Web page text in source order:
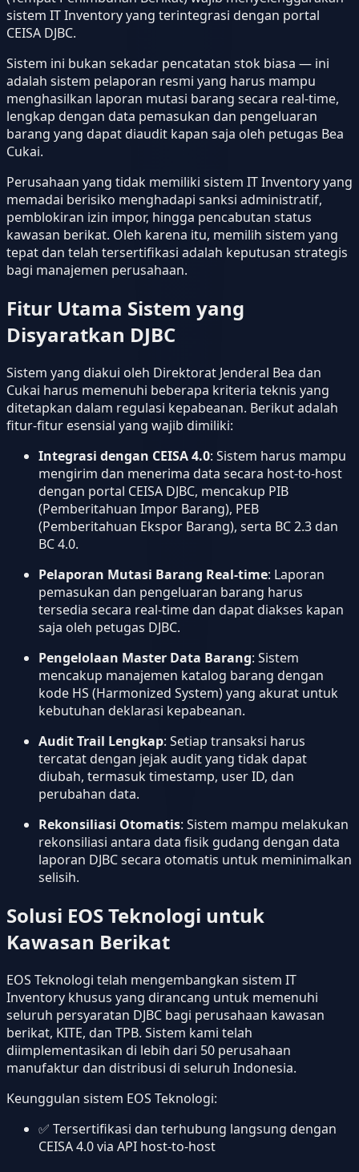
sistem IT Inventory yang terintegrasi dengan portal
CEISA DJBC.
Sistem ini bukan sekadar pencatatan stok biasa — ini
adalah sistem pelaporan resmi yang harus mampu
menghasilkan laporan mutasi barang secara real-time,
lengkap dengan data pemasukan dan pengeluaran
barang yang dapat diaudit kapan saja oleh petugas Bea
Cukai.
Perusahaan yang tidak memiliki sistem IT Inventory yang
memadai berisiko menghadapi sanksi administratif,
pemblokiran izin impor, hingga pencabutan status
kawasan berikat. Oleh karena itu, memilih sistem yang
tepat dan telah tersertifikasi adalah keputusan strategis
bagi manajemen perusahaan.
Fitur Utama Sistem yang
Disyaratkan DJBC
Sistem yang diakui oleh Direktorat Jenderal Bea dan
Cukai harus memenuhi beberapa kriteria teknis yang
ditetapkan dalam regulasi kepabeanan. Berikut adalah
fitur-fitur esensial yang wajib dimiliki:
Integrasi dengan CEISA 4.0: Sistem harus mampu
mengirim dan menerima data secara host-to-host
dengan portal CEISA DJBC, mencakup PIB
(Pemberitahuan Impor Barang), PEB
(Pemberitahuan Ekspor Barang), serta BC 2.3 dan
BC 4.0.
Pelaporan Mutasi Barang Real-time: Laporan
pemasukan dan pengeluaran barang harus
tersedia secara real-time dan dapat diakses kapan
saja oleh petugas DJBC.
Pengelolaan Master Data Barang: Sistem
mencakup manajemen katalog barang dengan
kode HS (Harmonized System) yang akurat untuk
kebutuhan deklarasi kepabeanan.
Audit Trail Lengkap: Setiap transaksi harus
tercatat dengan jejak audit yang tidak dapat
diubah, termasuk timestamp, user ID, dan
perubahan data.
Rekonsiliasi Otomatis: Sistem mampu melakukan
rekonsiliasi antara data fisik gudang dengan data
laporan DJBC secara otomatis untuk meminimalkan
selisih.
Solusi EOS Teknologi untuk
Kawasan Berikat
EOS Teknologi telah mengembangkan sistem IT
Inventory khusus yang dirancang untuk memenuhi
seluruh persyaratan DJBC bagi perusahaan kawasan
berikat, KITE, dan TPB. Sistem kami telah
diimplementasikan di lebih dari 50 perusahaan
manufaktur dan distribusi di seluruh Indonesia.
Keunggulan sistem EOS Teknologi:
✅ Tersertifikasi dan terhubung langsung dengan
CEISA 4.0 via API host-to-host